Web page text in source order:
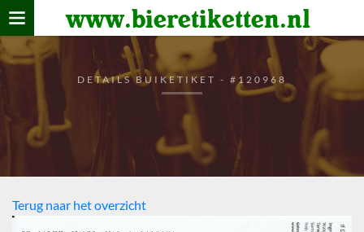
www.bieretiketten.nl
Home
verzamelen
De bierkaart
Bezoekers
DETAILS BUIKETIKET - #120968
Terug naar het overzicht